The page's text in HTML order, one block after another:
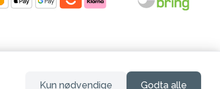
Kun nødvendige Godta alle